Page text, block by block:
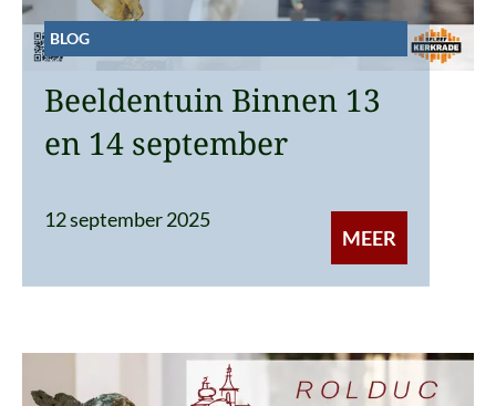
BLOG
Beeldentuin Binnen 13
en 14 september
12 september 2025
MEER